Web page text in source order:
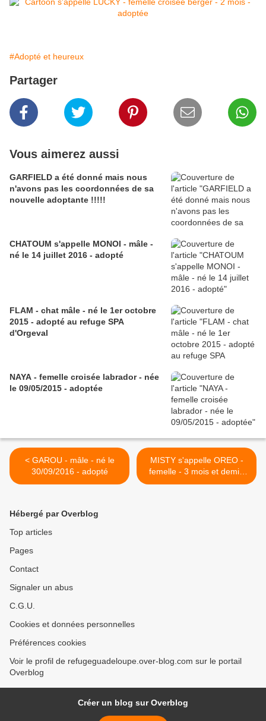
#Adopté et heureux
Partager
Vous aimerez aussi
GARFIELD a été donné mais nous
n'avons pas les coordonnées de sa
nouvelle adoptante !!!!!
CHATOUM s'appelle MONOI - mâle -
né le 14 juillet 2016 - adopté
FLAM - chat mâle - né le 1er octobre
2015 - adopté au refuge SPA
d'Orgeval
NAYA - femelle croisée labrador - née
le 09/05/2015 - adoptée
< GAROU - mâle - né le
30/09/2016 - adopté
MISTY s'appelle OREO -
femelle - 3 mois et demi -
adoptée >
Hébergé par Overblog
Top articles
Pages
Contact
Signaler un abus
C.G.U.
Cookies et données personnelles
Préférences cookies
Voir le profil de refugeguadeloupe.over-blog.com sur le portail
Overblog
Créer un blog sur Overblog